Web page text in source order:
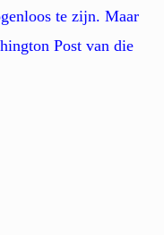
te zijn. Maar
Post van die